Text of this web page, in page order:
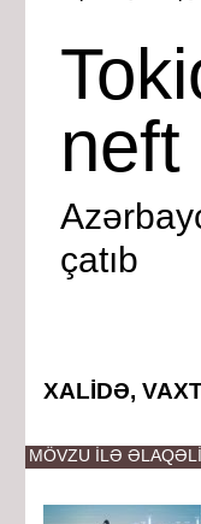
neft
çatıb
XALİDƏ,
MÖVZU İLƏ ƏLAQƏLİ